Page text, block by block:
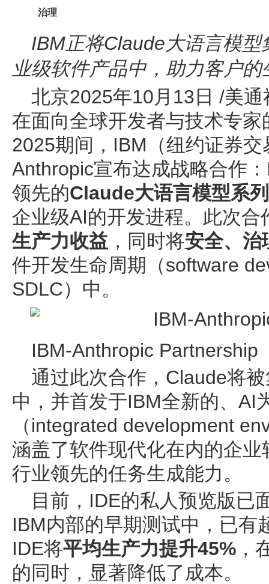
IBM正将Claude大语言模
业级软件产品中，助力客户
北京2025年10月13日 /美
在面向全球开发者与技术专
2025期间，IBM（纽约证券
Anthropic宣布达成战略合作
领先的Claude大语言模型系列
企业级AI的开发进程。此次合
生产力收益 ，同时将安全、治
件开发生命周期（software
SDLC）中。
IBM-Anthropic Partnership
通过此次合作，Claude将
中，并首发于IBM全新的、AI
（integrated development
涵盖了软件现代化在内的企
行业领先的任务生成能力。
目前，IDE的私人预览版已
IBM内部的早期测试中，已有
IDE将平均生产力提升45% ，
的同时，显著降低了成本。